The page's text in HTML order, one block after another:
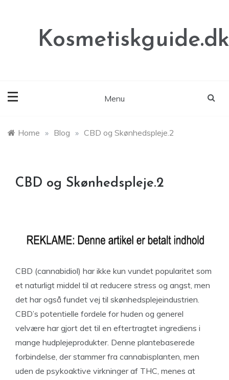
Kosmetiskguide.dk
Menu
Home » Blog » CBD og Skønhedspleje.2
CBD og Skønhedspleje.2
CBD (cannabidiol) har ikke kun vundet popularitet som
et naturligt middel til at reducere stress og angst, men
det har også fundet vej til skønhedsplejeindustrien.
CBD’s potentielle fordele for huden og generel
velvære har gjort det til en eftertragtet ingrediens i
mange hudplejeprodukter. Denne plantebaserede
forbindelse, der stammer fra cannabisplanten, men
uden de psykoaktive virkninger af THC, menes at